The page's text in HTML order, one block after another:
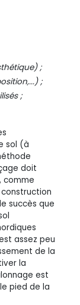
;
;
;
sol (à
doit
comme
succès que
assez peu
de la
la
est
pied de la